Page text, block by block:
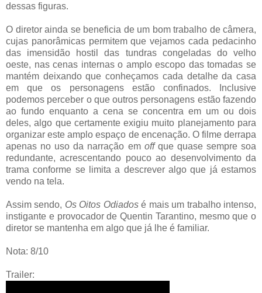
dessas figuras.
O diretor ainda se beneficia de um bom trabalho de câmera,
cujas panorâmicas permitem que vejamos cada pedacinho
das imensidão hostil das tundras congeladas do velho
oeste, nas cenas internas o amplo escopo das tomadas se
mantém deixando que conheçamos cada detalhe da casa
em que os personagens estão confinados. Inclusive
podemos perceber o que outros personagens estão fazendo
ao fundo enquanto a cena se concentra em um ou dois
deles, algo que certamente exigiu muito planejamento para
organizar este amplo espaço de encenação. O filme derrapa
apenas no uso da narração em offque quase sempre soa
redundante, acrescentando pouco ao desenvolvimento da
trama conforme se limita a descrever algo que já estamos
vendo na tela.
Assim sendo, Os Oitos Odiadosé mais um trabalho intenso,
instigante e provocador de Quentin Tarantino, mesmo que o
diretor se mantenha em algo que já lhe é familiar.
Nota: 8/10
Trailer: